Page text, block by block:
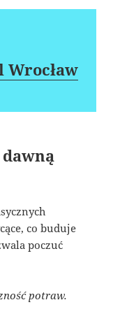
co buduje
poczuć
potraw.